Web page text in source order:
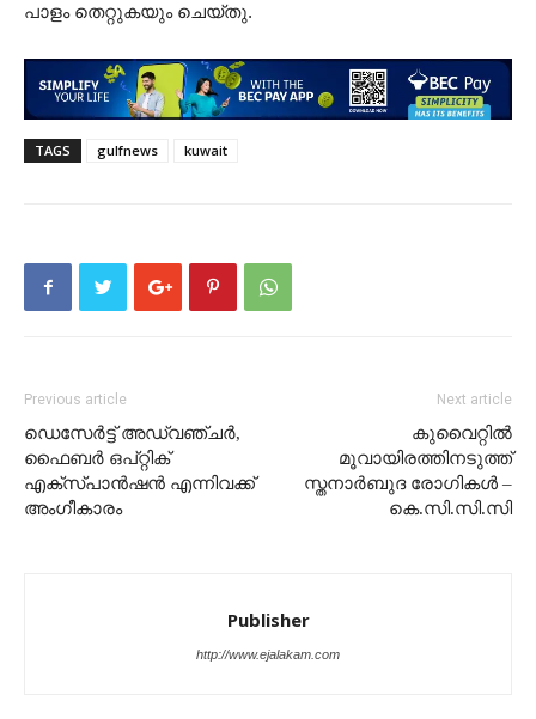
പാളം തെറ്റുകയും ചെയ്തു.
TAGS gulfnews kuwait
Previous article
ഡെസേർട്ട് അഡ്വഞ്ചർ,
ഫൈബർ ഒപ്റ്റിക്
എക്സ്പാൻഷൻ എന്നിവക്ക്
അംഗീകാരം
Next article
കുവൈറ്റിൽ
മൂവായിരത്തിനടുത്ത്
സ്തനാർബുദ രോഗികൾ –
കെ.സി.സി.സി
Publisher
http://www.ejalakam.com